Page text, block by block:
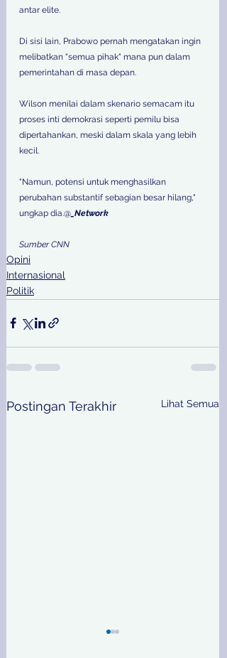
antar elite.
Di sisi lain, Prabowo pernah mengatakan ingin
melibatkan "semua pihak" mana pun dalam
pemerintahan di masa depan.
Wilson menilai dalam skenario semacam itu
proses inti demokrasi seperti pemilu bisa
dipertahankan, meski dalam skala yang lebih
kecil.
"Namun, potensi untuk menghasilkan
perubahan substantif sebagian besar hilang,"
ungkap dia.@ _Network
Sumber CNN
Opini
Internasional
Politik
Postingan Terakhir Lihat Semua